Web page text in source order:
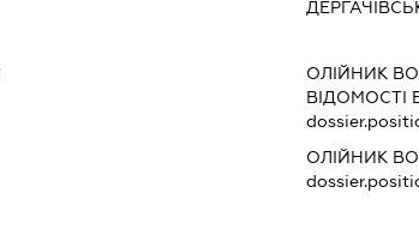
ОЛІЙНИК
ВІДОМОСТІ
ОЛІЙНИК